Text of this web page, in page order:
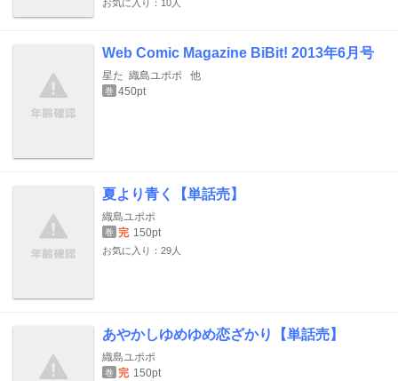
お気に入り：10人
Web Comic Magazine BiBit! 2013年6月号
星た 織島ユポポ 他
巻 450pt
夏より青く【単話売】
織島ユポポ
巻 完 150pt
お気に入り：29人
あやかしゆめゆめ恋ざかり【単話売】
織島ユポポ
巻 完 150pt